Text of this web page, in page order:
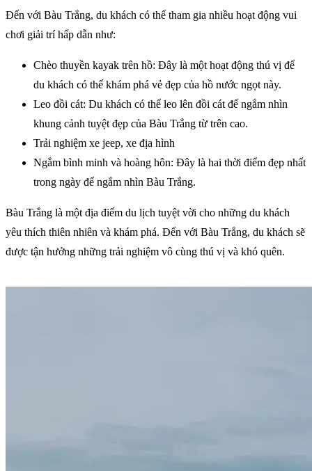
Đến với Bàu Trắng, du khách có thể tham gia nhiều hoạt động vui
chơi giải trí hấp dẫn như:
Chèo thuyền kayak trên hồ: Đây là một hoạt động thú vị để
du khách có thể khám phá vẻ đẹp của hồ nước ngọt này.
Leo đồi cát: Du khách có thể leo lên đồi cát để ngắm nhìn
khung cảnh tuyệt đẹp của Bàu Trắng từ trên cao.
Trải nghiệm xe jeep, xe địa hình
Ngắm bình minh và hoàng hôn: Đây là hai thời điểm đẹp nhất
trong ngày để ngắm nhìn Bàu Trắng.
Bàu Trắng là một địa điểm du lịch tuyệt vời cho những du khách
yêu thích thiên nhiên và khám phá. Đến với Bàu Trắng, du khách sẽ
được tận hưởng những trải nghiệm vô cùng thú vị và khó quên.